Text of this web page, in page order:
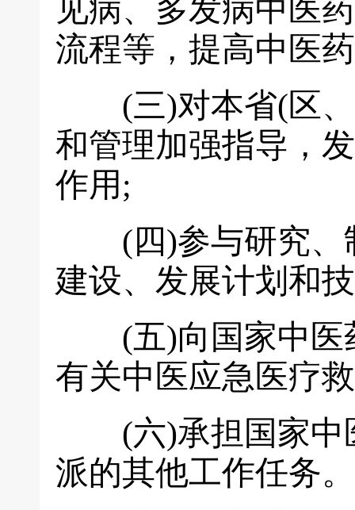
见病、多发病中医
流程等，提高中医
(三)对本省(区、
和管理加强指导，
作用;
(四)参与研究、
建设、发展计划和
(五)向国家中医
有关中医应急医疗
(六)承担国家中
派的其他工作任务。